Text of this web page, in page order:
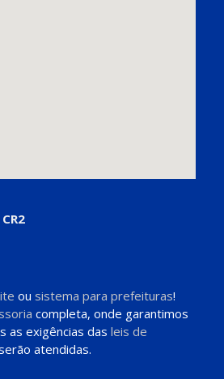
ou sistema para prefeituras!
completa, onde garantimos
as exigências das leis de
atendidas.